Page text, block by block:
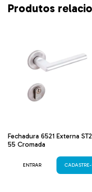
Produtos
Fechadura 6521 Externa
55 Cromada
ENTRAR CADASTRE-